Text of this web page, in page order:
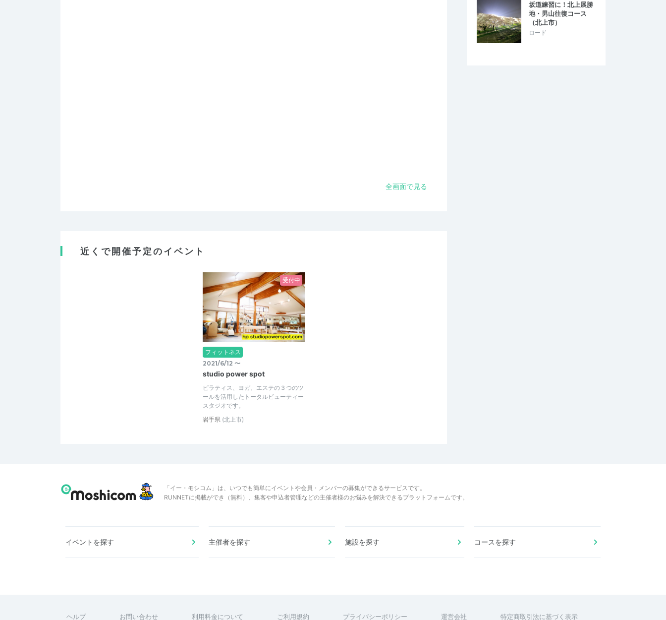
全画面で見る
近くで開催予定のイベント
受付中
フィットネス
2021/6/12 〜
studio power spot
ピラティス、ヨガ、エステの３つのツ
ールを活用したトータルビューティー
スタジオです。
岩手県 (北上市)
坂道練習に！北上展勝
地・男山往復コース
（北上市）
ロード
「イー・モシコム」は、いつでも簡単にイベントや会員・メンバーの募集ができるサービスです。
RUNNETに掲載ができ（無料）、集客や申込者管理などの主催者様のお悩みを解決できるプラットフォームです。
イベントを探す 主催者を探す 施設を探す コースを探す
ヘルプ お問い合わせ 利用料金について ご利用規約 プライバシーポリシー 運営会社 特定商取引法に基づく表示